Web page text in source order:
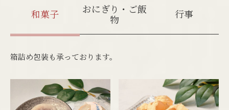
和菓子
おにぎり・ご飯
物
行事
箱詰め包装も承っております。